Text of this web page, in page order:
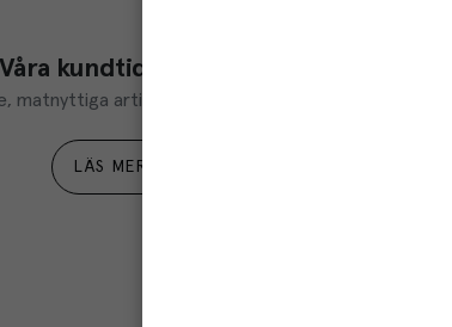
Våra kundtidningar
matnyttiga artiklar och ta del av aktuella kampanjer.
LÄS MER